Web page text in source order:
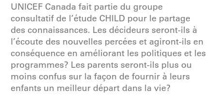
UNICEF Canada fait partie du groupe
consultatif de l’étude CHILD pour le partage
des connaissances. Les décideurs seront-ils à
l’écoute des nouvelles percées et agiront-ils en
conséquence en améliorant les politiques et les
programmes? Les parents seront-ils plus ou
moins confus sur la façon de fournir à leurs
enfants un meilleur départ dans la vie?